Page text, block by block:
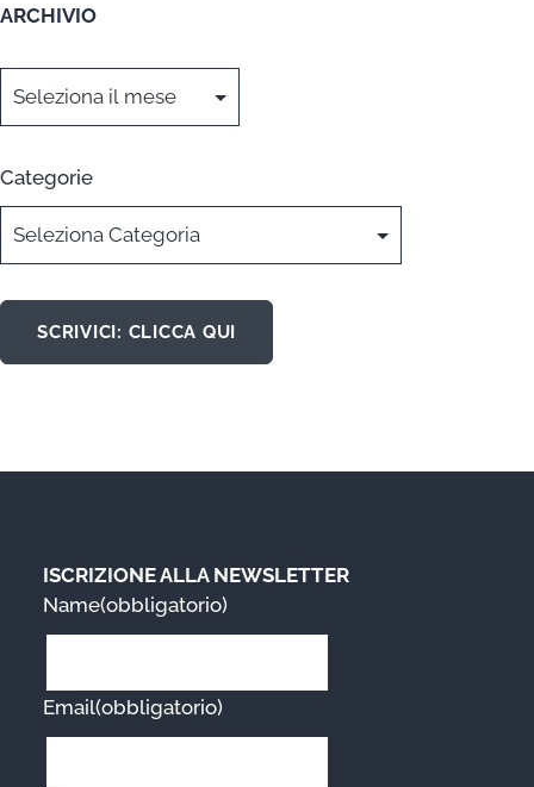
ARCHIVIO
Categorie
SCRIVICI: CLICCA QUI
ISCRIZIONE ALLA NEWSLETTER
Name(obbligatorio)
Email(obbligatorio)